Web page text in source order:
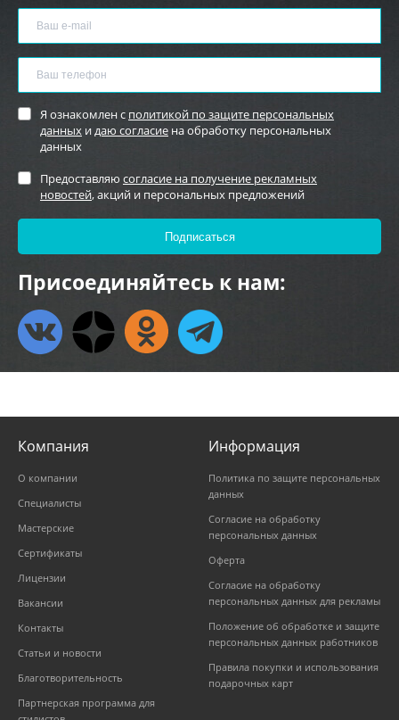
Я ознакомлен с политикой по защите персональных
данных и даю согласие на обработку персональных
данных
Предоставляю согласие на получение рекламных
новостей, акций и персональных предложений
Присоединяйтесь к нам:
Компания
О компании
Специалисты
Мастерские
Сертификаты
Лицензии
Вакансии
Контакты
Статьи и новости
Благотворительность
Партнерская программа для
Информация
Политика по защите персональных
данных
Согласие на обработку
персональных данных
Оферта
Согласие на обработку
персональных данных для рекламы
Положение об обработке и защите
персональных данных работников
Правила покупки и использования
подарочных карт